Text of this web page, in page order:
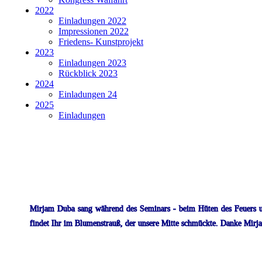
Mirjam Duba sang während des Seminars - beim Hüten des Feuers
findet Ihr im Blumenstrauß, der unsere Mitte schmückte. Danke
2022
Einladungen 2022
Impressionen 2022
Friedens- Kunstprojekt
2023
Einladungen 2023
Rückblick 2023
2024
Einladungen 24
2025
Einladungen